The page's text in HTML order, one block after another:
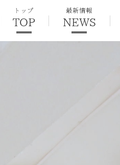
トップ
TOP
最新情報
NEWS